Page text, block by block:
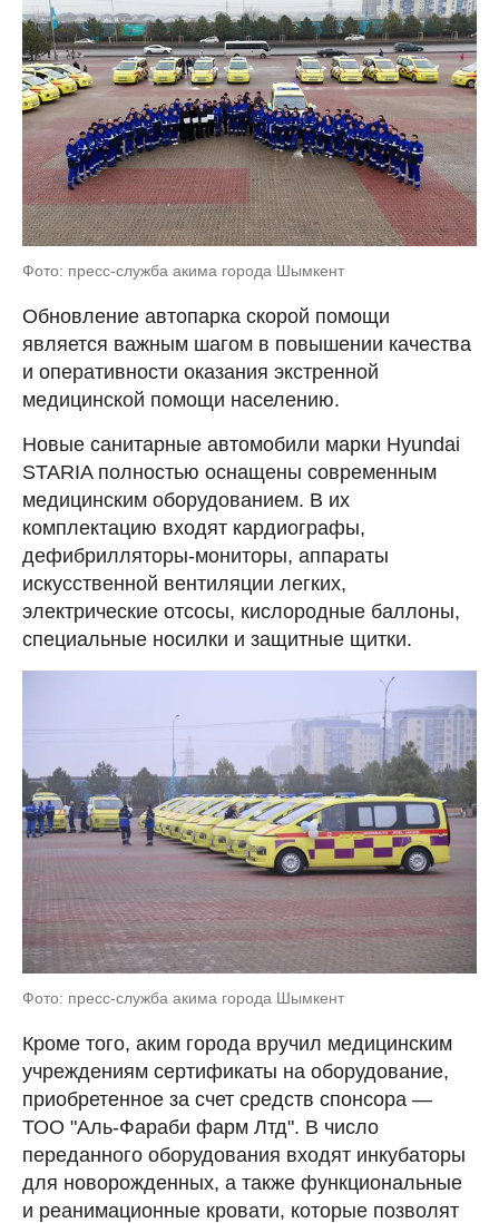
Фото: пресс-служба акима города Шымкент
Обновление автопарка скорой помощи
является важным шагом в повышении качества
и оперативности оказания экстренной
медицинской помощи населению.
Новые санитарные автомобили марки Hyundai
STARIA полностью оснащены современным
медицинским оборудованием. В их
комплектацию входят кардиографы,
дефибрилляторы-мониторы, аппараты
искусственной вентиляции легких,
электрические отсосы, кислородные баллоны,
специальные носилки и защитные щитки.
Фото: пресс-служба акима города Шымкент
Кроме того, аким города вручил медицинским
учреждениям сертификаты на оборудование,
приобретенное за счет средств спонсора —
ТОО "Аль-Фараби фарм Лтд". В число
переданного оборудования входят инкубаторы
для новорожденных, а также функциональные
и реанимационные кровати, которые позволят